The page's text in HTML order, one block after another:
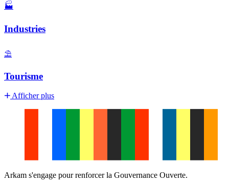
🏭️
Industries
⛱️
Tourisme
Afficher plus
Arkam s'engage pour renforcer la Gouvernance Ouverte.